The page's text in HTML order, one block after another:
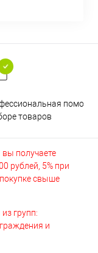
помощь
товаров
вы получаете
рублей, 5% при
свыше
групп:
и